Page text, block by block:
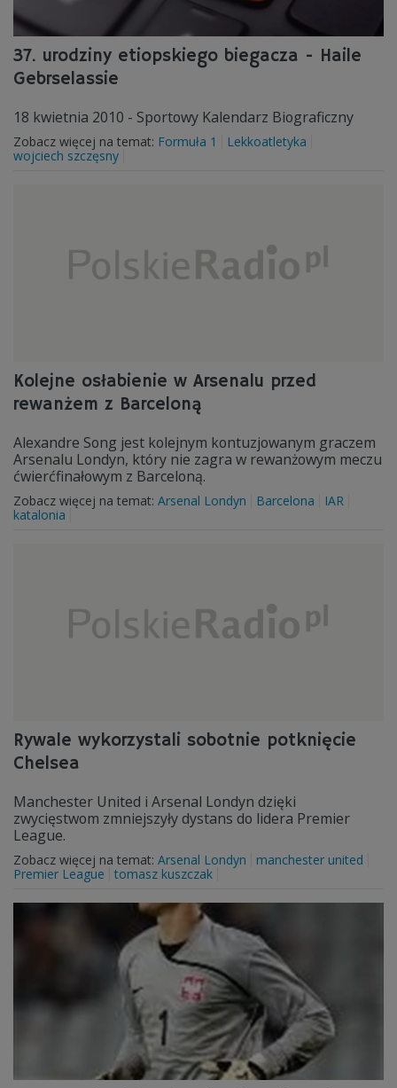
37. urodziny etiopskiego biegacza - Haile
Gebrselassie
18 kwietnia 2010 - Sportowy Kalendarz Biograficzny
Zobacz więcej na temat: Formuła 1
Lekkoatletyka
wojciech szczęsny
Kolejne osłabienie w Arsenalu przed
rewanżem z Barceloną
Alexandre Song jest kolejnym kontuzjowanym graczem
Arsenalu Londyn, który nie zagra w rewanżowym meczu
ćwierćfinałowym z Barceloną.
Zobacz więcej na temat: Arsenal Londyn Barcelona
IAR
katalonia
Rywale wykorzystali sobotnie potknięcie
Chelsea
Manchester United i Arsenal Londyn dzięki
zwycięstwom zmniejszyły dystans do lidera Premier
League.
Zobacz więcej na temat: Arsenal Londyn
manchester united
Premier League
tomasz kuszczak